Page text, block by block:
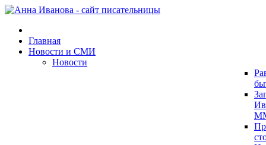
Главная
Новости и СМИ
Новости